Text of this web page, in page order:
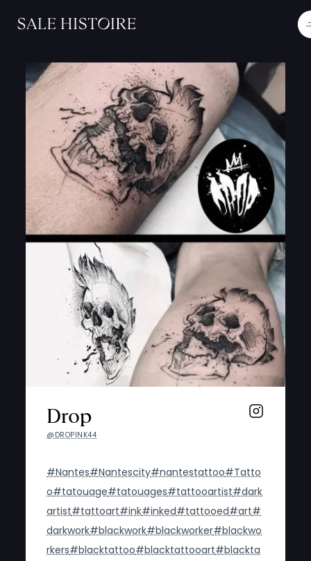
Drop
@DROPINK44
#Nantes#Nantescity#nantestattoo#Tatto
o#tatouage#tatouages#tattooartist#dark
artist#tattoart#ink#inked#tattooed#art#
darkwork#blackwork#blackworker#blackwo
rkers#blacktattoo#blacktattooart#blackta